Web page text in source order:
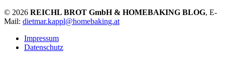
© 2026 REICHL BROT GmbH & HOMEBAKING BLOG, E-
Mail: dietmar.kappl@homebaking.at
Impressum
Datenschutz